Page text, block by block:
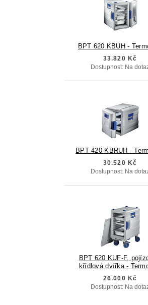
BPT 620 KBUH -
33.820 Kč
Dostupnost: Na
BPT 420 KBRUH -
30.520 Kč
Dostupnost: Na
BPT 620 KUF-F,
křídlová dvířka -
26.000 Kč
Dostupnost: Na